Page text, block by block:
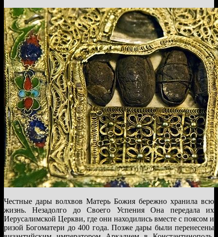
Честные дары волхвов Матерь Божия бережно хранила всю
жизнь. Незадолго до Своего Успения Она передала их
Иерусалимской Церкви, где они находились вместе с поясом и
ризой Богоматери до 400 года. Позже дары были перенесены